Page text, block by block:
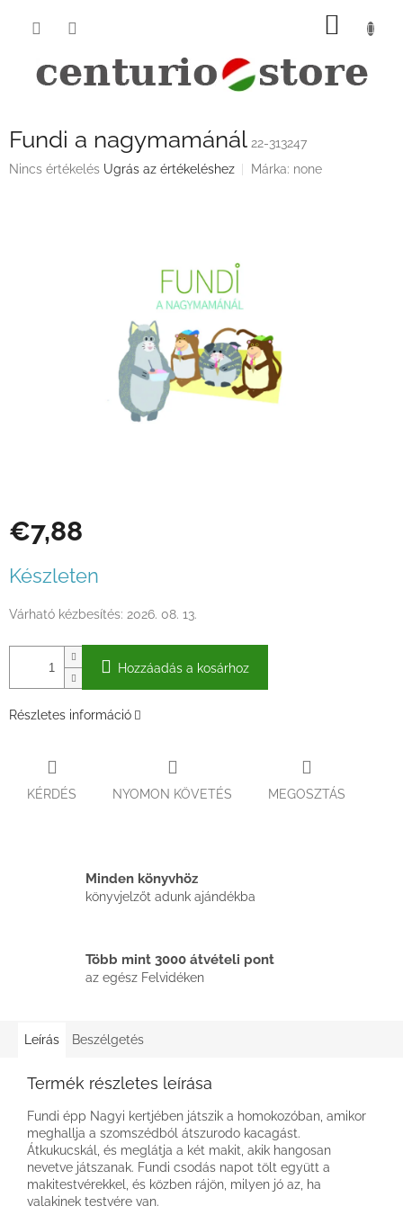
KOSÁR
Fundi a nagymamánál 22-313247
A
Nincs értékelés Ugrás az értékeléshez Márka: none
€7,88
Készleten
Várható kézbesítés: 2026. 08. 13.
Hozzáadás a kosárhoz
Részletes információ
KÉRDÉS NYOMON KÖVETÉS MEGOSZTÁS
Minden könyvhöz
könyvjelzőt adunk ajándékba
Több mint 3000 átvételi pont
az egész Felvidéken
Leírás Beszélgetés
Termék részletes leírása
Fundi épp Nagyi kertjében játszik a homokozóban, amikor
meghallja a szomszédból átszurodo kacagást.
Átkukucskál, és meglátja a két makit, akik hangosan
nevetve játszanak. Fundi csodás napot tölt együtt a
makitestvérekkel, és közben rájön, milyen jó az, ha
valakinek testvére van.